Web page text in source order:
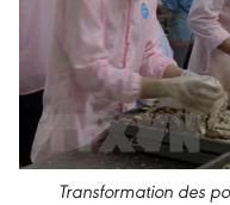
Transformation des